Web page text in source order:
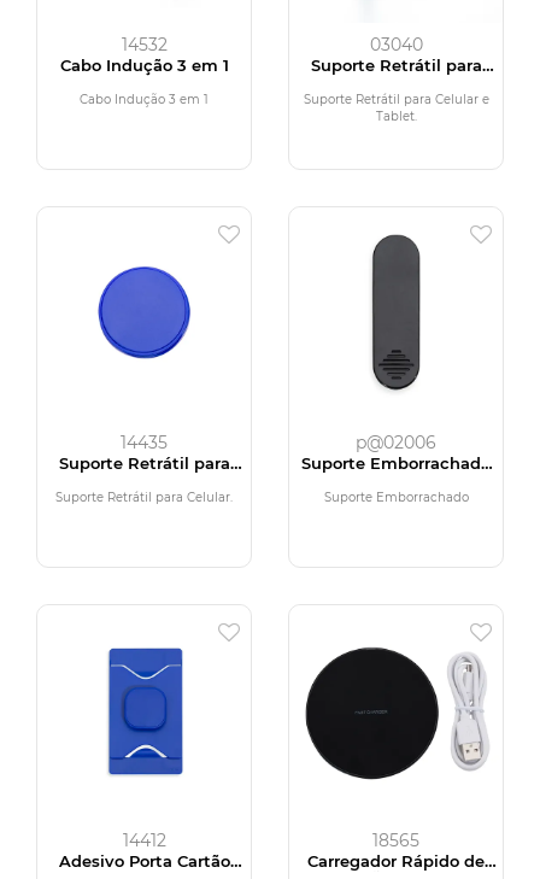
14532
Cabo Indução 3 em 1
Cabo Indução 3 em 1
03040
Suporte Retrátil para
Suporte Retrátil para Celular e
Tablet.
14435
Suporte Retrátil para
Suporte Retrátil para Celular.
p@02006
Suporte Emborrachado
Suporte Emborrachado
14412
Adesivo Porta Cartão
18565
Carregador Rápido de